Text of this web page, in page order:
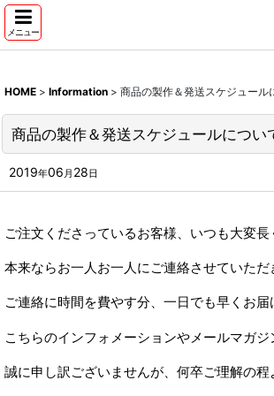
メニュー
HOME > Information > 商品の製作＆発送スケジュール
商品の製作＆発送スケジュールについ
2019年06 月 28日
ご注文くださっているお客様、いつも大変
本来ならお一人お一人にご連絡させていただ
ご連絡に時間を費やす分、一日でも早くお
こちらのインフォメーションやメールマガ
誠に申し訳ございませんが、何卒ご理解の程